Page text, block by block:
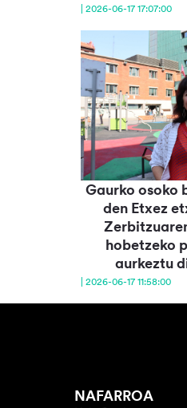
| 2026-06-17 17:07:00
Gaurko osoko
den Etxez
hobetzeko
aurkeztu
| 2026-06-17 11:58:00
NAFARROA